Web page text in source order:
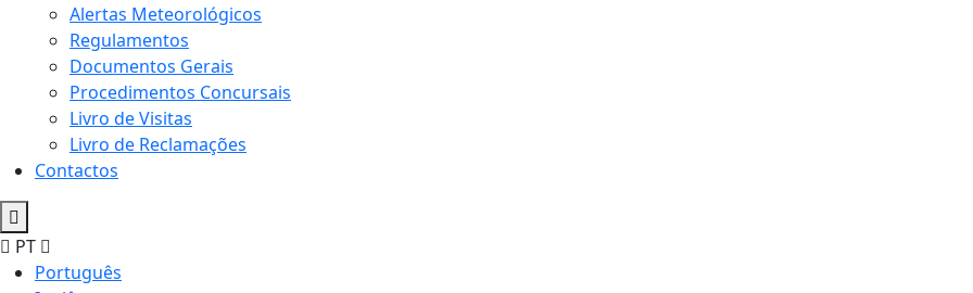
Alertas Meteorológicos
Regulamentos
Documentos Gerais
Procedimentos Concursais
Livro de Visitas
Livro de Reclamações
Contactos
PT
Português